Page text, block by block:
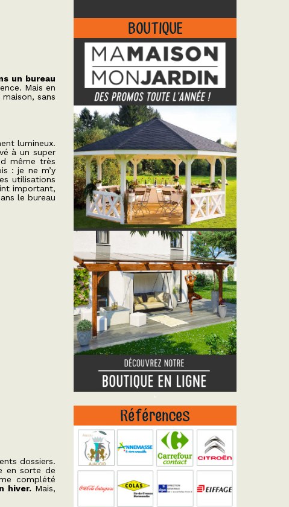
un bureau
Mais en
sans
lumineux.
à un super
même très
: je ne m’y
utilisations
important,
le bureau
dossiers.
en sorte de
complété
hiver.Mais,
BOUTIQUE
"
Références